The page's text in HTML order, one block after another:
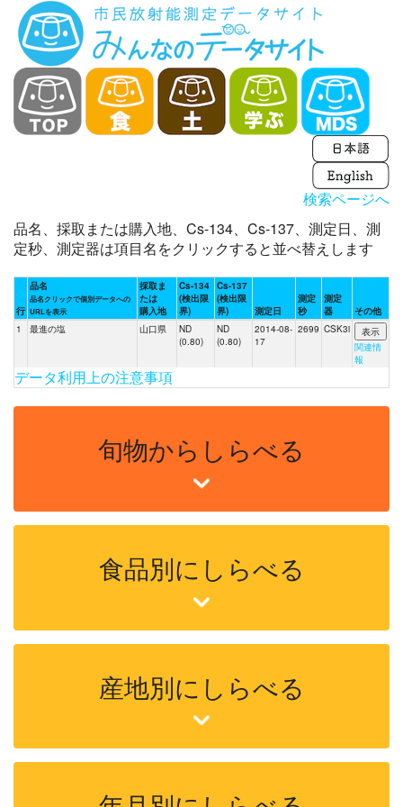
検索ページへ
品名、採取または購入地、Cs-134、Cs-137、測定日、測
定秒、測定器は項目名をクリックすると並べ替えします
行
品名
品名クリックで個別データへの
URLを表示
採取ま
たは
購入地
Cs-134
(検出限
界)
Cs-137
(検出限
界)
測定日
測定
秒
測定
器
その他
1
最進の塩 山口県
ND
(0.80)
ND
(0.80)
2014-08-
17
2699 CSK3i
関連情
報
データ利用上の注意事項
旬物からしらべる
食品別にしらべる
産地別にしらべる